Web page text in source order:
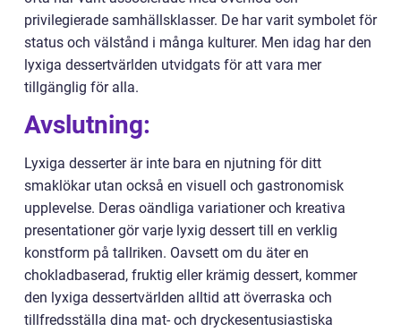
privilegierade samhällsklasser. De har varit symbolet för
status och välstånd i många kulturer. Men idag har den
lyxiga dessertvärlden utvidgats för att vara mer
tillgänglig för alla.
Avslutning:
Lyxiga desserter är inte bara en njutning för ditt
smaklökar utan också en visuell och gastronomisk
upplevelse. Deras oändliga variationer och kreativa
presentationer gör varje lyxig dessert till en verklig
konstform på tallriken. Oavsett om du äter en
chokladbaserad, fruktig eller krämig dessert, kommer
den lyxiga dessertvärlden alltid att överraska och
tillfredsställa dina mat- och dryckesentusiastiska